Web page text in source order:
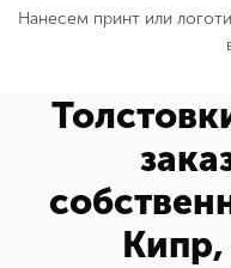
Нанесем принт или